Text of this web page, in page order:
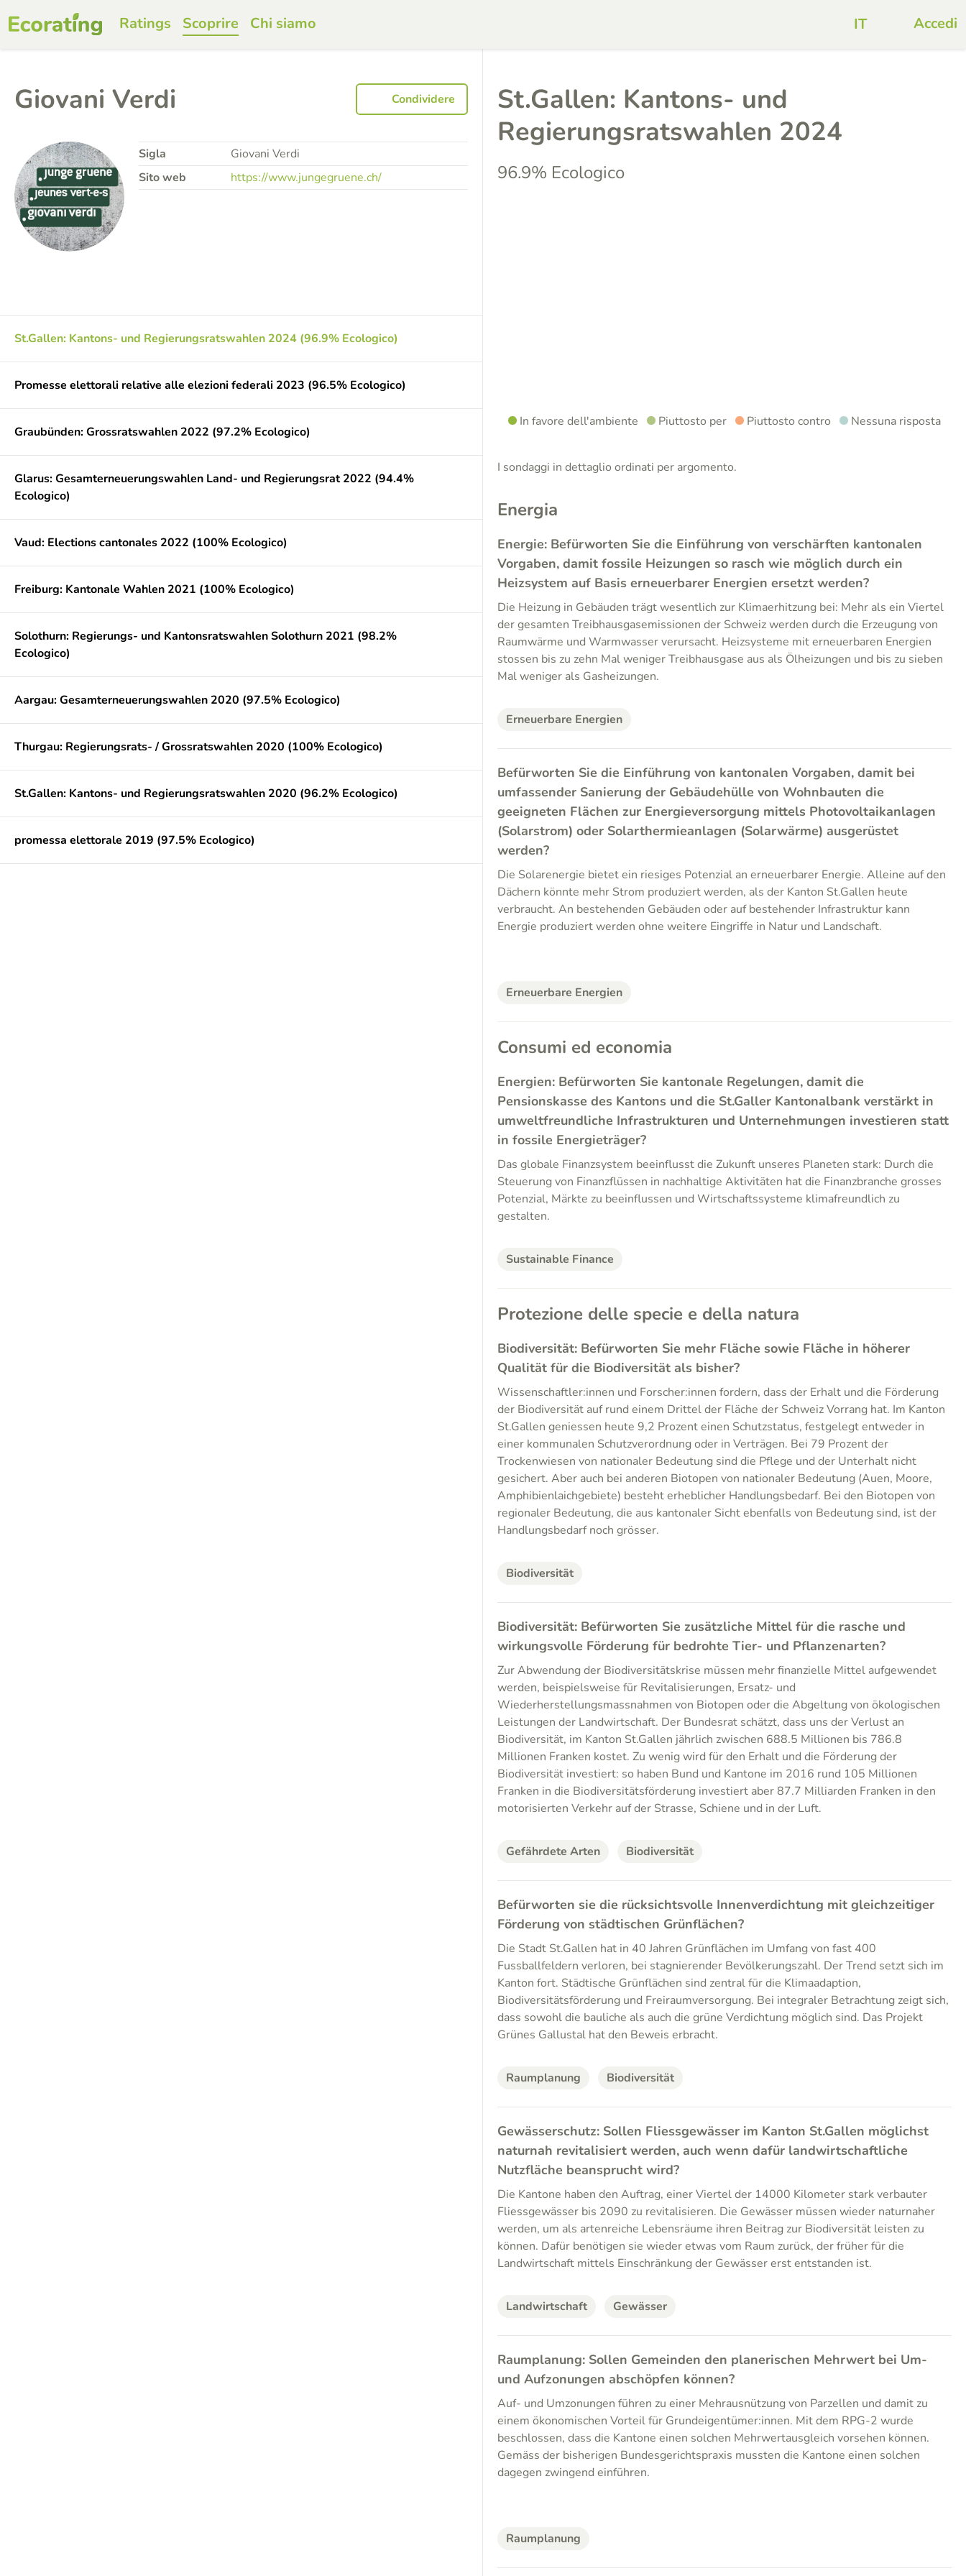
Ratings Scoprire Chi siamo Accedi
Giovani Verdi Condividere
Sigla
Giovani Verdi
Sito web
https://www.jungegruene.ch/
St.Gallen: Kantons- und Regierungsratswahlen 2024 (96.9% Ecologico)
Promesse elettorali relative alle elezioni federali 2023 (96.5% Ecologico)
Graubünden: Grossratswahlen 2022 (97.2% Ecologico)
Glarus: Gesamterneuerungswahlen Land- und Regierungsrat 2022 (94.4%
Ecologico)
Vaud: Elections cantonales 2022 (100% Ecologico)
Freiburg: Kantonale Wahlen 2021 (100% Ecologico)
Solothurn: Regierungs- und Kantonsratswahlen Solothurn 2021 (98.2%
Ecologico)
Aargau: Gesamterneuerungswahlen 2020 (97.5% Ecologico)
Thurgau: Regierungsrats- / Grossratswahlen 2020 (100% Ecologico)
St.Gallen: Kantons- und Regierungsratswahlen 2020 (96.2% Ecologico)
promessa elettorale 2019 (97.5% Ecologico)
St.Gallen: Kantons- und
Regierungsratswahlen 2024
96.9% Ecologico
In favore dell'ambiente Piuttosto per Piuttosto contro Nessuna risposta
I sondaggi in dettaglio ordinati per argomento.
Energia
Energie: Befürworten Sie die Einführung von verschärften kantonalen
Vorgaben, damit fossile Heizungen so rasch wie möglich durch ein
Heizsystem auf Basis erneuerbarer Energien ersetzt werden?
Die Heizung in Gebäuden trägt wesentlich zur Klimaerhitzung bei: Mehr als ein Viertel
der gesamten Treibhausgasemissionen der Schweiz werden durch die Erzeugung von
Raumwärme und Warmwasser verursacht. Heizsysteme mit erneuerbaren Energien
stossen bis zu zehn Mal weniger Treibhausgase aus als Ölheizungen und bis zu sieben
Mal weniger als Gasheizungen.
Erneuerbare Energien
Befürworten Sie die Einführung von kantonalen Vorgaben, damit bei
umfassender Sanierung der Gebäudehülle von Wohnbauten die
geeigneten Flächen zur Energieversorgung mittels Photovoltaikanlagen
(Solarstrom) oder Solarthermieanlagen (Solarwärme) ausgerüstet
werden?
Die Solarenergie bietet ein riesiges Potenzial an erneuerbarer Energie. Alleine auf den
Dächern könnte mehr Strom produziert werden, als der Kanton St.Gallen heute
verbraucht. An bestehenden Gebäuden oder auf bestehender Infrastruktur kann
Energie produziert werden ohne weitere Eingriffe in Natur und Landschaft.
Erneuerbare Energien
Consumi ed economia
Energien: Befürworten Sie kantonale Regelungen, damit die
Pensionskasse des Kantons und die St.Galler Kantonalbank verstärkt in
umweltfreundliche Infrastrukturen und Unternehmungen investieren statt
in fossile Energieträger?
Das globale Finanzsystem beeinflusst die Zukunft unseres Planeten stark: Durch die
Steuerung von Finanzflüssen in nachhaltige Aktivitäten hat die Finanzbranche grosses
Potenzial, Märkte zu beeinflussen und Wirtschaftssysteme klimafreundlich zu
gestalten.
Sustainable Finance
Protezione delle specie e della natura
Biodiversität: Befürworten Sie mehr Fläche sowie Fläche in höherer
Qualität für die Biodiversität als bisher?
Wissenschaftler:innen und Forscher:innen fordern, dass der Erhalt und die Förderung
der Biodiversität auf rund einem Drittel der Fläche der Schweiz Vorrang hat. Im Kanton
St.Gallen geniessen heute 9,2 Prozent einen Schutzstatus, festgelegt entweder in
einer kommunalen Schutzverordnung oder in Verträgen. Bei 79 Prozent der
Trockenwiesen von nationaler Bedeutung sind die Pflege und der Unterhalt nicht
gesichert. Aber auch bei anderen Biotopen von nationaler Bedeutung (Auen, Moore,
Amphibienlaichgebiete) besteht erheblicher Handlungsbedarf. Bei den Biotopen von
regionaler Bedeutung, die aus kantonaler Sicht ebenfalls von Bedeutung sind, ist der
Handlungsbedarf noch grösser.
Biodiversität
Biodiversität: Befürworten Sie zusätzliche Mittel für die rasche und
wirkungsvolle Förderung für bedrohte Tier- und Pflanzenarten?
Zur Abwendung der Biodiversitätskrise müssen mehr finanzielle Mittel aufgewendet
werden, beispielsweise für Revitalisierungen, Ersatz- und
Wiederherstellungsmassnahmen von Biotopen oder die Abgeltung von ökologischen
Leistungen der Landwirtschaft. Der Bundesrat schätzt, dass uns der Verlust an
Biodiversität, im Kanton St.Gallen jährlich zwischen 688.5 Millionen bis 786.8
Millionen Franken kostet. Zu wenig wird für den Erhalt und die Förderung der
Biodiversität investiert: so haben Bund und Kantone im 2016 rund 105 Millionen
Franken in die Biodiversitätsförderung investiert aber 87.7 Milliarden Franken in den
motorisierten Verkehr auf der Strasse, Schiene und in der Luft.
Gefährdete Arten Biodiversität
Befürworten sie die rücksichtsvolle Innenverdichtung mit gleichzeitiger
Förderung von städtischen Grünflächen?
Die Stadt St.Gallen hat in 40 Jahren Grünflächen im Umfang von fast 400
Fussballfeldern verloren, bei stagnierender Bevölkerungszahl. Der Trend setzt sich im
Kanton fort. Städtische Grünflächen sind zentral für die Klimaadaption,
Biodiversitätsförderung und Freiraumversorgung. Bei integraler Betrachtung zeigt sich,
dass sowohl die bauliche als auch die grüne Verdichtung möglich sind. Das Projekt
Grünes Gallustal hat den Beweis erbracht.
Raumplanung Biodiversität
Gewässerschutz: Sollen Fliessgewässer im Kanton St.Gallen möglichst
naturnah revitalisiert werden, auch wenn dafür landwirtschaftliche
Nutzfläche beansprucht wird?
Die Kantone haben den Auftrag, einer Viertel der 14000 Kilometer stark verbauter
Fliessgewässer bis 2090 zu revitalisieren. Die Gewässer müssen wieder naturnaher
werden, um als artenreiche Lebensräume ihren Beitrag zur Biodiversität leisten zu
können. Dafür benötigen sie wieder etwas vom Raum zurück, der früher für die
Landwirtschaft mittels Einschränkung der Gewässer erst entstanden ist.
Landwirtschaft Gewässer
Raumplanung: Sollen Gemeinden den planerischen Mehrwert bei Um-
und Aufzonungen abschöpfen können?
Auf- und Umzonungen führen zu einer Mehrausnützung von Parzellen und damit zu
einem ökonomischen Vorteil für Grundeigentümer:innen. Mit dem RPG-2 wurde
beschlossen, dass die Kantone einen solchen Mehrwertausgleich vorsehen können.
Gemäss der bisherigen Bundesgerichtspraxis mussten die Kantone einen solchen
dagegen zwingend einführen.
Raumplanung